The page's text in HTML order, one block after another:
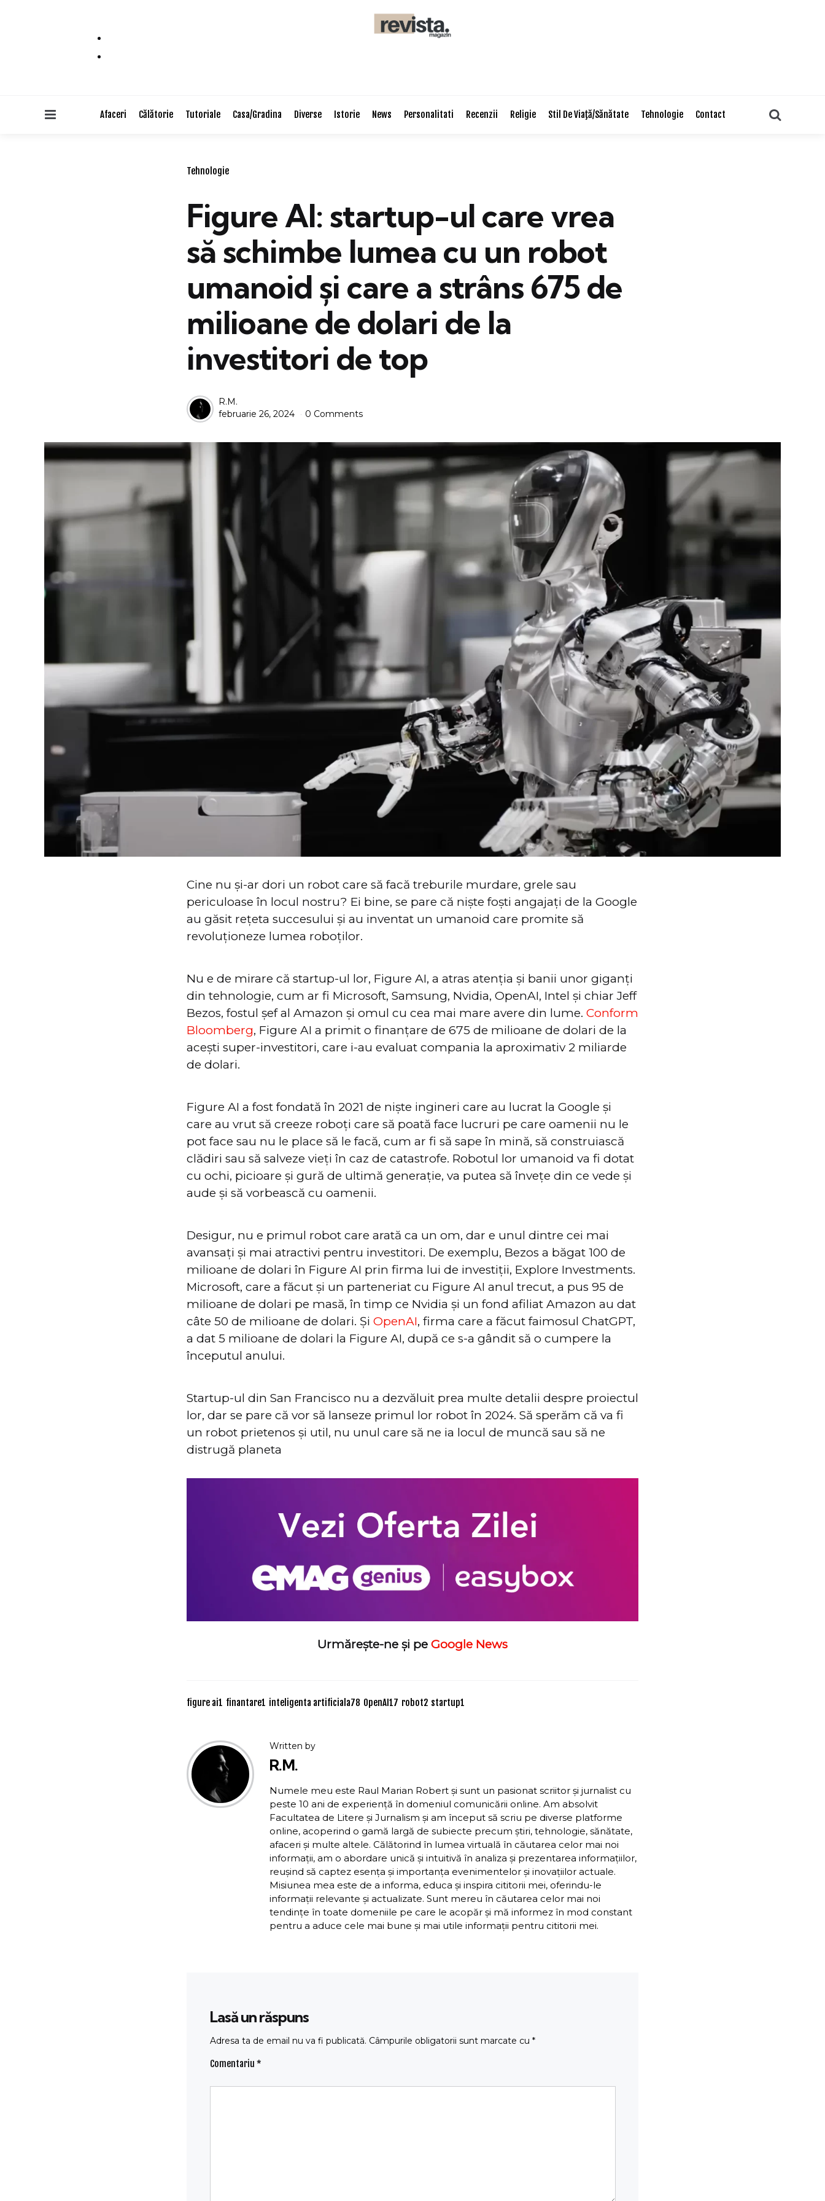
Afaceri Călătorie Tutoriale Casa/Gradina Diverse Istorie News Personalitati Recenzii Religie Stil De Viaţă/Sănătate Tehnologie Contact
Categories
Tehnologie
Figure AI: startup-ul care vrea
să schimbe lumea cu un robot
umanoid și care a strâns 675 de
milioane de dolari de la
investitori de top
Posted
by
R.M.
februarie 26, 2024
0 Comments
Cine nu și-ar dori un robot care să facă treburile murdare, grele sau
periculoase în locul nostru? Ei bine, se pare că niște foști angajați de la Google
au găsit rețeta succesului și au inventat un umanoid care promite să
revoluționeze lumea roboților.
Nu e de mirare că startup-ul lor, Figure AI, a atras atenția și banii unor giganți
din tehnologie, cum ar fi Microsoft, Samsung, Nvidia, OpenAI, Intel și chiar Jeff
Bezos, fostul șef al Amazon și omul cu cea mai mare avere din lume. Conform
Bloomberg, Figure AI a primit o finanțare de 675 de milioane de dolari de la
acești super-investitori, care i-au evaluat compania la aproximativ 2 miliarde
de dolari.
Figure AI a fost fondată în 2021 de niște ingineri care au lucrat la Google și
care au vrut să creeze roboți care să poată face lucruri pe care oamenii nu le
pot face sau nu le place să le facă, cum ar fi să sape în mină, să construiască
clădiri sau să salveze vieți în caz de catastrofe. Robotul lor umanoid va fi dotat
cu ochi, picioare și gură de ultimă generație, va putea să învețe din ce vede și
aude și să vorbească cu oamenii.
Desigur, nu e primul robot care arată ca un om, dar e unul dintre cei mai
avansați și mai atractivi pentru investitori. De exemplu, Bezos a băgat 100 de
milioane de dolari în Figure AI prin firma lui de investiții, Explore Investments.
Microsoft, care a făcut și un parteneriat cu Figure AI anul trecut, a pus 95 de
milioane de dolari pe masă, în timp ce Nvidia și un fond afiliat Amazon au dat
câte 50 de milioane de dolari. Și OpenAI, firma care a făcut faimosul ChatGPT,
a dat 5 milioane de dolari la Figure AI, după ce s-a gândit să o cumpere la
începutul anului.
Startup-ul din San Francisco nu a dezvăluit prea multe detalii despre proiectul
lor, dar se pare că vor să lanseze primul lor robot în 2024. Să sperăm că va fi
un robot prietenos și util, nu unul care să ne ia locul de muncă sau să ne
distrugă planeta
Urmărește-ne și pe Google News
figure ai1 finantare1 inteligenta artificiala78 OpenAI17 robot2 startup1
Written by
R.M.
Numele meu este Raul Marian Robert și sunt un pasionat scriitor și jurnalist cu
peste 10 ani de experiență în domeniul comunicării online. Am absolvit
Facultatea de Litere și Jurnalism și am început să scriu pe diverse platforme
online, acoperind o gamă largă de subiecte precum știri, tehnologie, sănătate,
afaceri și multe altele. Călătorind în lumea virtuală în căutarea celor mai noi
informații, am o abordare unică și intuitivă în analiza și prezentarea informațiilor,
reușind să captez esența și importanța evenimentelor și inovațiilor actuale.
Misiunea mea este de a informa, educa și inspira cititorii mei, oferindu-le
informații relevante și actualizate. Sunt mereu în căutarea celor mai noi
tendințe în toate domeniile pe care le acopăr și mă informez în mod constant
pentru a aduce cele mai bune și mai utile informații pentru cititorii mei.
Lasă un răspuns
Adresa ta de email nu va fi publicată. Câmpurile obligatorii sunt marcate cu *
Comentariu *